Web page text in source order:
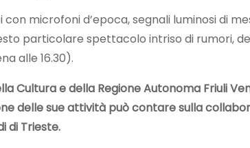
microfoni d’epoca, segnali luminosi di
particolare spettacolo intriso di rumori,
alle 16.30).
Cultura e della Regione Autonoma Friuli
delle sue attività può contare sulla
di Trieste.